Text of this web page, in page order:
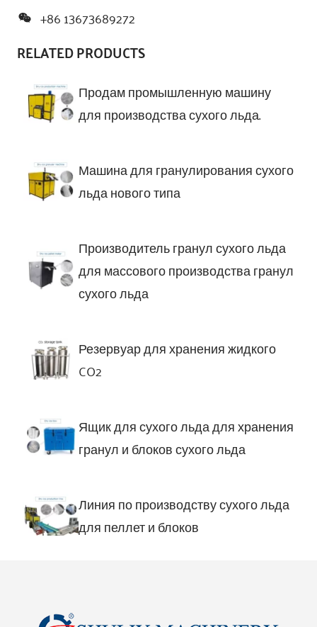
+86 13673689272
RELATED PRODUCTS
Продам промышленную машину
для производства сухого льда.
Машина для гранулирования сухого
льда нового типа
Производитель гранул сухого льда
для массового производства гранул
сухого льда
Резервуар для хранения жидкого
CO2
Ящик для сухого льда для хранения
гранул и блоков сухого льда
Линия по производству сухого льда
для пеллет и блоков